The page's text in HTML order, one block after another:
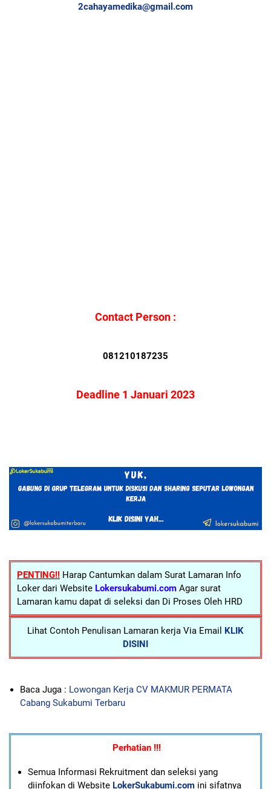
2cahayamedika@gmail.com
Contact Person :
081210187235
Deadline 1 Januari 2023
PENTING!! Harap Cantumkan dalam Surat Lamaran Info
Loker dari Website Lokersukabumi.com Agar surat
Lamaran kamu dapat di seleksi dan Di Proses Oleh HRD
Lihat Contoh Penulisan Lamaran kerja Via Email KLIK
DISINI
Baca Juga : Lowongan Kerja CV MAKMUR PERMATA
Cabang Sukabumi Terbaru
Perhatian !!!
Semua Informasi Rekruitment dan seleksi yang
diinfokan di Website LokerSukabumi.comini sifatnya